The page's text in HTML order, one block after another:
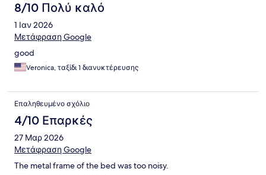
8/10 Πολύ καλό
1 Ιαν 2026
Μετάφραση Google
good
Veronica, ταξίδι 1 διανυκτέρευσης
Επαληθευμένο σχόλιο
4/10 Επαρκές
27 Μαρ 2026
Μετάφραση Google
The metal frame of the bed was too noisy.